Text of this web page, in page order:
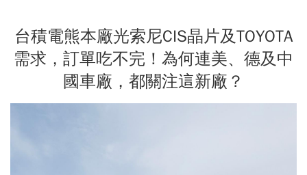
台積電熊本廠光索尼CIS晶片及TOYOTA
需求，訂單吃不完！為何連美、德及中
國車廠，都關注這新廠？